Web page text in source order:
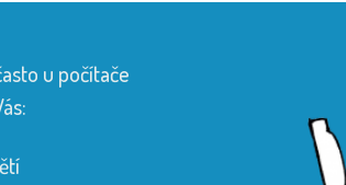
dětí v MŠ
ve
u počítače